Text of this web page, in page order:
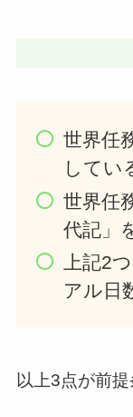
世界任
してい
世界任
代記」
上記2
アル日
以上3点が前提